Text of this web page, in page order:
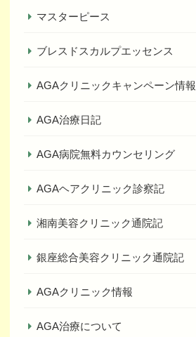
マスターピース
ブレスドスカルプエッセンス
AGAクリニックキャンペーン情報
AGA治療日記
AGA病院無料カウンセリング
AGAヘアクリニック診察記
湘南美容クリニック通院記
銀座総合美容クリニック通院記
AGAクリニック情報
AGA治療について